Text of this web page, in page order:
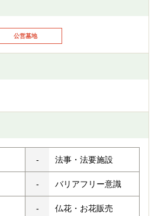
公営墓地
- 法事・法要施設
- バリアフリー意識
- 仏花・お花販売